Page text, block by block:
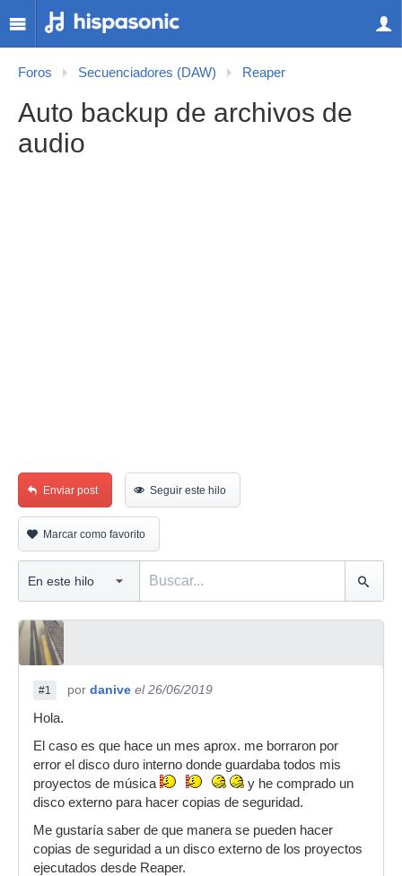
Foros Secuenciadores (DAW) Reaper
Auto backup de archivos de
audio
Enviar post Seguir este hilo
Marcar como favorito
#1 por danive el 26/06/2019
Hola.
El caso es que hace un mes aprox. me borraron por
error el disco duro interno donde guardaba todos mis
proyectos de música
y he comprado un
disco externo para hacer copias de seguridad.
Me gustaría saber de que manera se pueden hacer
copias de seguridad a un disco externo de los proyectos
ejecutados desde Reaper.